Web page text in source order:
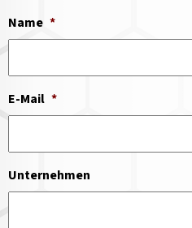
Name *
E-Mail *
Unternehmen